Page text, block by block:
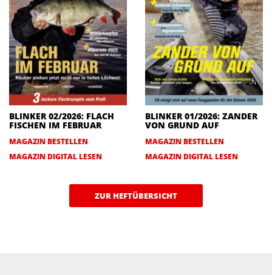
BLINKER 02/2026: FLACH
FISCHEN IM FEBRUAR
MAGAZIN BESTELLEN
MAGAZIN DIGITAL LESEN
BLINKER 01/2026: ZANDER
VON GRUND AUF
MAGAZIN BESTELLEN
MAGAZIN DIGITAL LESEN
ZUR HEFTÜBERSICHT